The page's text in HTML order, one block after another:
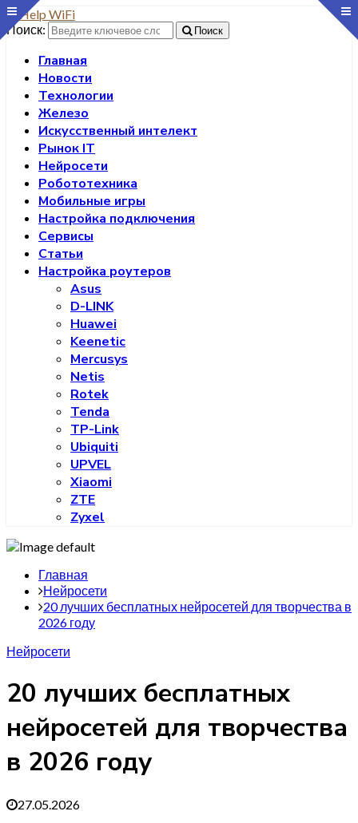
Поиск: Поиск
Главная
Новости
Технологии
Железо
Искусственный интелект
Рынок IT
Нейросети
Робототехника
Мобильные игры
Настройка подключения
Сервисы
Статьи
Настройка роутеров
Asus
D-LINK
Huawei
Keenetic
Mercusys
Netis
Rotek
Tenda
TP-Link
Ubiquiti
UPVEL
Xiaomi
ZTE
Zyxel
Главная
Нейросети
20 лучших бесплатных нейросетей для творчества в
2026 году
Нейросети
20 лучших бесплатных
нейросетей для творчества
в 2026 году
27.05.2026